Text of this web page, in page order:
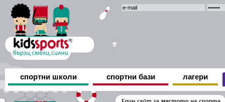
спортни школи спортни бази лагери